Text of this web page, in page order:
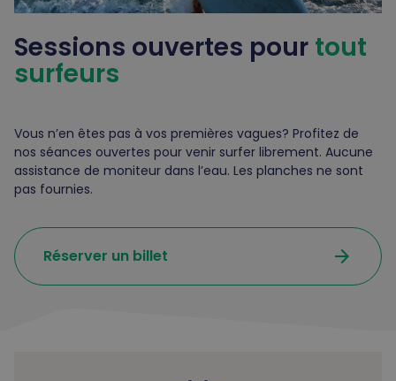
Sessions ouvertes pour tout
surfeurs
Vous n’en êtes pas à vos premières vagues? Profitez de
nos séances ouvertes pour venir surfer librement. Aucune
assistance de moniteur dans l’eau. Les planches ne sont
pas fournies.
Réserver un billet arrow_forward